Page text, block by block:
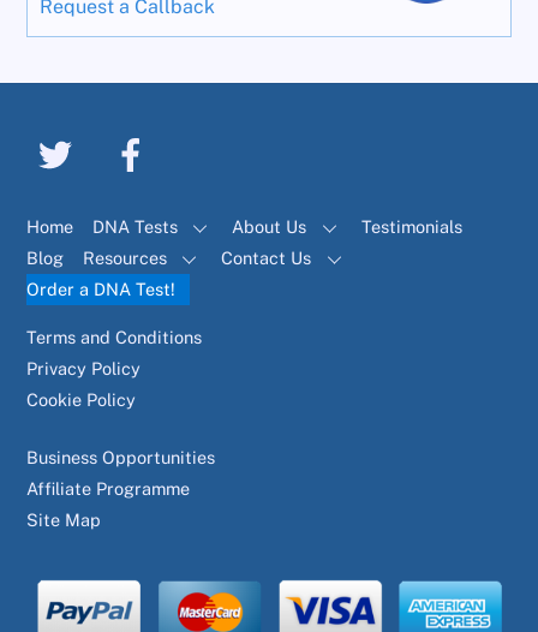
Request a Callback
Home DNA Tests About Us
Testimonials
Blog
Resources
Contact Us
Order a DNA Test!
Terms and Conditions
Privacy Policy
Cookie Policy
Business Opportunities
Affiliate Programme
Site Map